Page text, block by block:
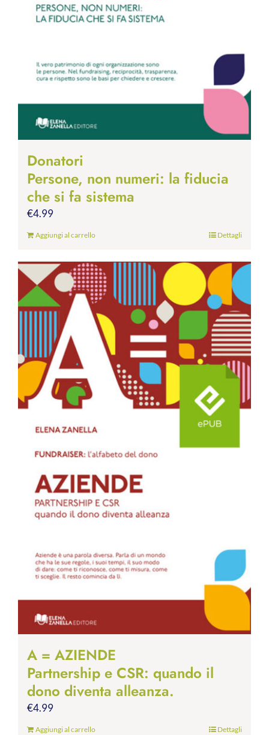
Donatori
Persone, non numeri: la fiducia
che si fa sistema
€4.99
Aggiungi al carrello Dettagli
A = AZIENDE
Partnership e CSR: quando il
dono diventa alleanza.
€4.99
Aggiungi al carrello Dettagli